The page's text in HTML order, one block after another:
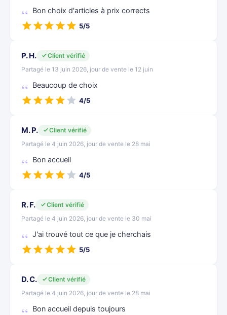
Bon choix d'articles à prix corrects
5/5
P. H.
Client vérifié
Partagé le 13 juin 2026, jour de vente le 12 juin
Beaucoup de choix
4/5
M. P.
Client vérifié
Partagé le 4 juin 2026, jour de vente le 28 mai
Bon accueil
4/5
R. F.
Client vérifié
Partagé le 4 juin 2026, jour de vente le 30 mai
J'ai trouvé tout ce que je cherchais
5/5
D. C.
Client vérifié
Partagé le 4 juin 2026, jour de vente le 28 mai
Bon accueil depuis toujours